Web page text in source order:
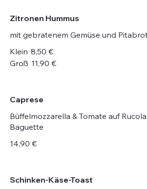
Zitronen Hummus
mit gebratenem Gemüse und
Klein 8,50 €
Groß 11,90 €
Caprese
Büffelmozzarella & Tomate auf
Baguette
14,90 €
Schinken-Käse-Toast